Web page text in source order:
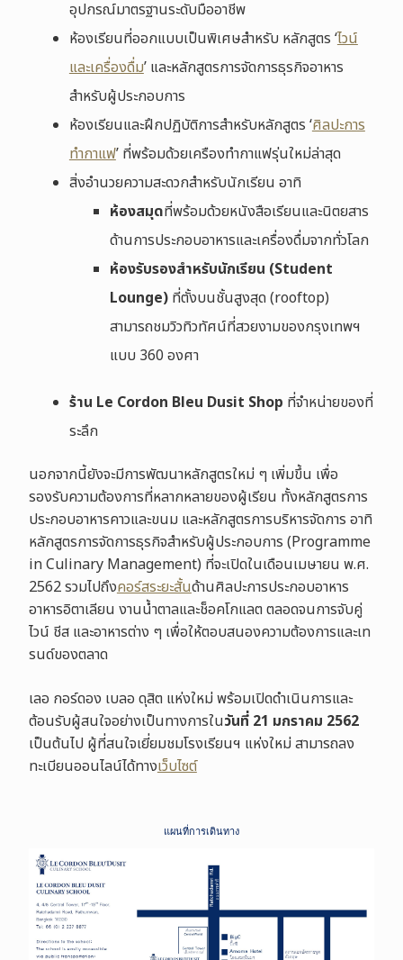
อุปกรณ์มาตรฐานระดับมืออาชีพ
ห้องเรียนที่ออกแบบเป็นพิเศษสำหรับ หลักสูตร ‘ไวน์
และเครื่องดื่ม’ และหลักสูตรการจัดการธุรกิจอาหาร
สำหรับผู้ประกอบการ
ห้องเรียนและฝึกปฏิบัติการสำหรับหลักสูตร ‘ศิลปะการ
ทำกาแฟ’ ที่พร้อมด้วยเครืองทำกาแฟรุ่นใหม่ล่าสุด
สิ่งอำนวยความสะดวกสำหรับนักเรียน อาทิ
ห้องสมุดที่พร้อมด้วยหนังสือเรียนและนิตยสาร
ด้านการประกอบอาหารและเครื่องดื่มจากทั่วโลก
ห้องรับรองสำหรับนักเรียน (Student
Lounge)ที่ตั้งบนชั้นสูงสุด (rooftop)
สามารถชมวิวทิวทัศน์ที่สวยงามของกรุงเทพฯ
แบบ 360 องศา
ร้าน Le Cordon Bleu Dusit Shop ที่จำหน่ายของที่
ระลึก
นอกจากนี้ยังจะมีการพัฒนาหลักสูตรใหม่ ๆ เพิ่มขึ้น เพื่อ
รองรับความต้องการที่หลากหลายของผู้เรียน ทั้งหลักสูตรการ
ประกอบอาหารคาวและขนม และหลักสูตรการบริหารจัดการ อาทิ
หลักสูตรการจัดการธุรกิจสำหรับผู้ประกอบการ (Programme
in Culinary Management) ที่จะเปิดในเดือนเมษายน พ.ศ.
2562 รวมไปถึงคอร์สระยะสั้นด้านศิลปะการประกอบอาหาร
อาหารอิตาเลียน งานน้ำตาลและช็อคโกแลต ตลอดจนการจับคู่
ไวน์ ชีส และอาหารต่าง ๆ เพื่อให้ตอบสนองความต้องการและเท
รนด์ของตลาด
เลอ กอร์ดอง เบลอ ดุสิต แห่งใหม่ พร้อมเปิดดำเนินการและ
ต้อนรับผู้สนใจอย่างเป็นทางการในวันที่ 21 มกราคม 2562
เป็นต้นไป ผู้ที่สนใจเยี่ยมชมโรงเรียนฯ แห่งใหม่ สามารถลง
ทะเบียนออนไลน์ได้ทางเว็บไซต์
แผนที่การเดินทาง